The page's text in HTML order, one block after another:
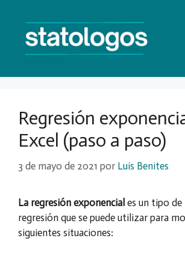
contenido
Regresión
Excel (paso a paso)
3 de mayo de 2021 por Luis Benites
La regresión exponencial es un tipo
regresión que se puede utilizar para
siguientes situaciones: